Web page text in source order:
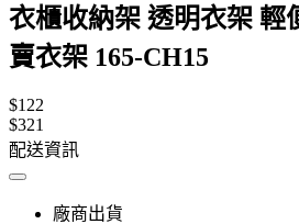
衣櫃收納架 透明衣架 輕
賣衣架 165-CH15
$122
$321
配送資訊
廠商出貨